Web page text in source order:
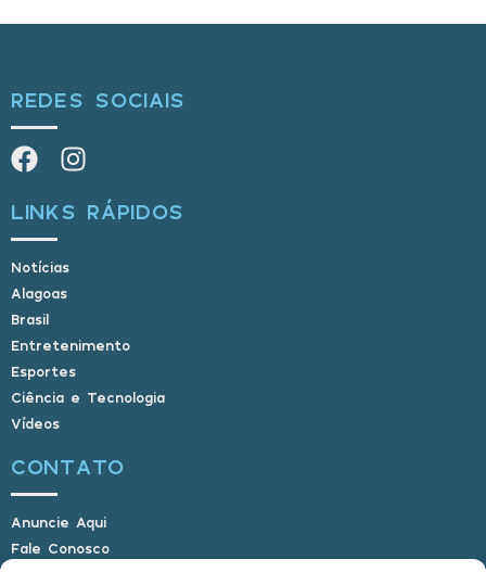
REDES SOCIAIS
LINKS RÁPIDOS
Notícias
Alagoas
Brasil
Entretenimento
Esportes
Ciência e Tecnologia
Vídeos
CONTATO
Anuncie Aqui
Fale Conosco